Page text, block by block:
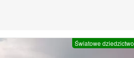
Światowe dziedzictwo